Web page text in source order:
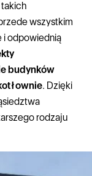
wszystkim
i odpowiednią
budynków
. Dzięki
rodzaju